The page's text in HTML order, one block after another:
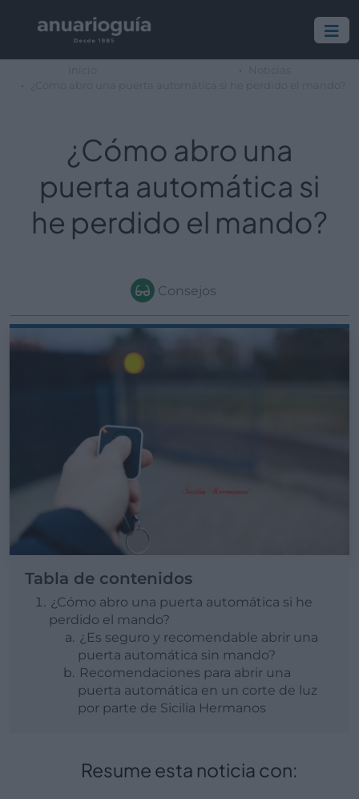
¿Cómo abro una
puerta automática si
he perdido el mando?
Consejos
Tabla de contenidos
¿Cómo abro una puerta automática si he
perdido el mando?
¿Es seguro y recomendable abrir una
puerta automática sin mando?
Recomendaciones para abrir una
puerta automática en un corte de luz
por parte de Sicilia Hermanos
Resume esta noticia con: